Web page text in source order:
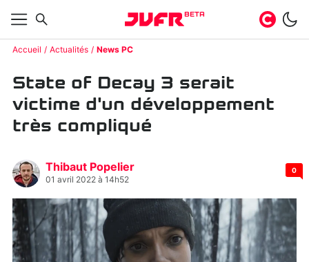
BETA
Accueil Actualités News PC
State of Decay 3 serait
victime d'un développement
très compliqué
Thibaut Popelier
01 avril 2022 à 14h52
0